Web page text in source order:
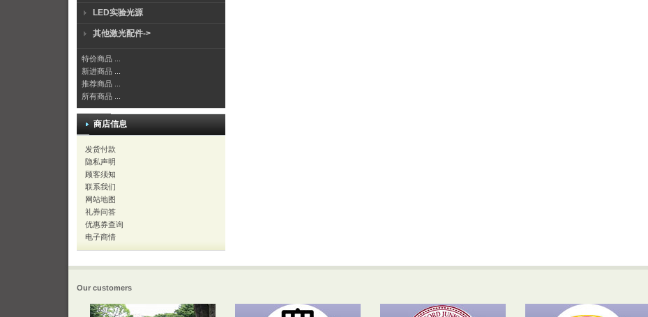
LED实验光源
其他激光配件->
特价商品 ...
新进商品 ...
推荐商品 ...
所有商品 ...
商店信息
发货付款
隐私声明
顾客须知
联系我们
网站地图
礼券问答
优惠券查询
电子商情
Our customers